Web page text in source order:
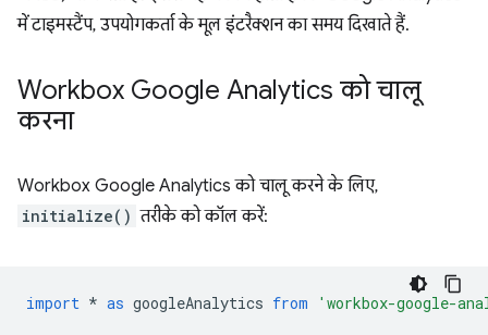
में टाइमस्टैंप, उपयोगकर्ता के मूल इंटरैक्शन का समय दिखाते हैं.
Workbox Google Analytics को चालू
करना
Workbox Google Analytics को चालू करने के लिए,
initialize() तरीके को कॉल करें:
import * as googleAnalytics from 'workbox-google-